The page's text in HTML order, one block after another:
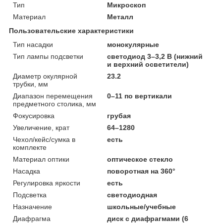
Тип
Микроскоп
Материал
Металл
Пользовательские характеристики
Тип насадки
монокулярные
Тип лампы подсветки
светодиод 3–3,2 В (нижний
и верхний осветители)
Диаметр окулярной
трубки, мм
23.2
Диапазон перемещения
предметного столика, мм
0–11 по вертикали
Фокусировка
грубая
Увеличение, крат
64–1280
Чехол/кейс/сумка в
комплекте
есть
Материал оптики
оптическое стекло
Насадка
поворотная на 360°
Регулировка яркости
есть
Подсветка
светодиодная
Назначение
школьные/учебные
Диафрагма
диск с диафрагмами (6